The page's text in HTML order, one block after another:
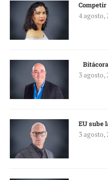
Competir
4 agosto,
3 agosto,
EU sube
3 agosto,